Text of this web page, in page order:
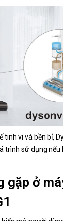
vi và bền bỉ,
trình sử dụng nếu
gặp ở